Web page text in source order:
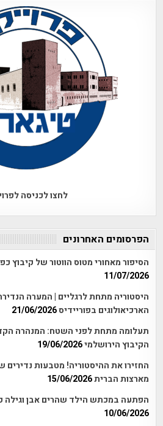
לחצו לכניסה
הפרסומים האחרונים
הסיפור מאחורי מטוס הווטור של קיבוץ
11/07/2026
היסטוריה מתחת לרגליים | המערה
הארכיאולוגים בפוריידיס21/06/2026
תעלומה מתחת לפני השטח: המנהרה
הקיבוץ הירושלמי19/06/2026
החזירו את ההיסטוריה! מטבעות
מארצות הברית15/06/2026
הפתעה במכתש הילד שהרים אבן וגילה פסלון
10/06/2026